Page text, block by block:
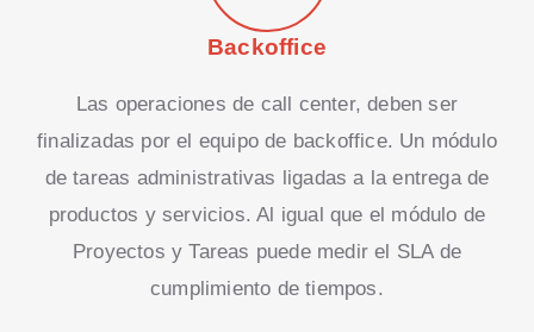
Backoffice
Las operaciones de call center, deben ser
finalizadas por el equipo de backoffice. Un módulo
de tareas administrativas ligadas a la entrega de
productos y servicios. Al igual que el módulo de
Proyectos y Tareas puede medir el SLA de
cumplimiento de tiempos.